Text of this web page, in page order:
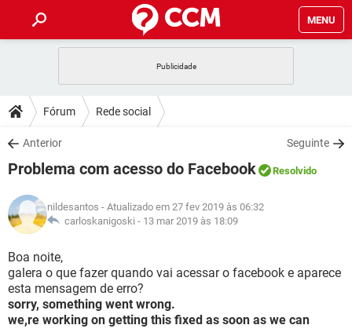
MENU
CELULAR
OUTLOOK
INSTAGRAM GMAIL
GUIA DE COMPRAS
DICAS
JOGOS
INSTAGRAM GMAIL
GUIA DE COMPRAS
DOWNLOADS
JOGOS WHATSAPP
CELULAR
OUTLOOK EXCEL
INSTAGRAM
GUIA DE COMPRAS
JOGOS WHATSAPP
CELULAR
OUTLOOK
INSTAGRAM
GUIA DE COMPRAS
GLOSSÁRIO
CELULAR FACEBOOK
OUTLOOK
INSTAGRAM
Fórum Rede social
Anterior Seguinte
Problema com acesso do Facebook Resolvido
nildesantos - Atualizado em 27 fev 2019 às 06:32
carloskanigoski - 13 mar 2019 às 18:09
Boa noite,
galera o que fazer quando vai acessar o facebook e aparece
esta mensagem de erro?
sorry, something went wrong.
we,re working on getting this fixed as soon as we can